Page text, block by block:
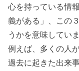
心を持っている情
義がある」、この
うかを意味していま
例えば、多くの人
過去に起きた出来